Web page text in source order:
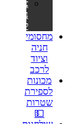
ציוד
נלווה
לספורט
מחסומי
חניה
וציוד
לרכב
מכונות
לספירת
שטרות
💵